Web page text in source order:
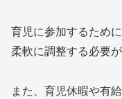
育児に参加するため
柔軟に調整する必要が
また、育児休暇や有